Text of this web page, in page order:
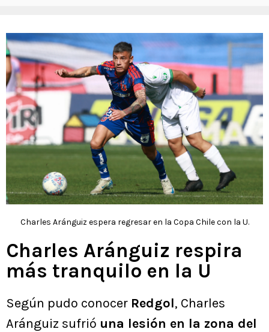
Charles Aránguiz espera regresar en la Copa Chile con la U.
Charles Aránguiz respira
más tranquilo en la U
Según pudo conocer Redgol, Charles
Aránguiz sufrió una lesión en la zona del